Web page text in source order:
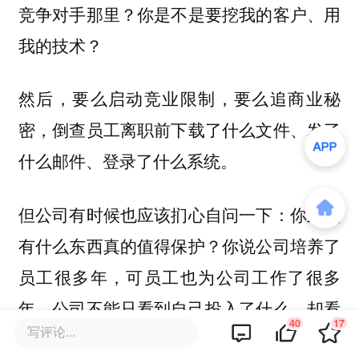
竞争对手那里？你是不是要挖我的客户、用
我的技术？
然后，要么启动竞业限制，要么追商业秘
密，倒查员工离职前下载了什么文件、发了
什么邮件、登录了什么系统。
但公司有时候也应该扪心自问一下：你到底
有什么东西真的值得保护？你说公司培养了
员工很多年，可员工也为公司工作了很多
年。公司不能只看到自己投入了什么，却看
不到员工已经交付了什么。如果双方始终是
写评论... 40 17